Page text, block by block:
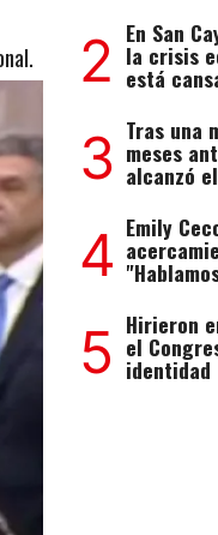
2 En San
la crisis
está
3 Tras una
meses
alcanzó
4 Emily
5 Hirieron
el
identidad